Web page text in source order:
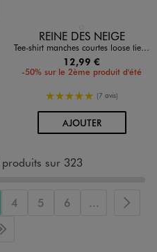
Disponible en 1 coloris
REINE DES NEIGE
Tee-shirt manches courtes loose tie-and-dye imprimé fille - La Reine des Neiges
12,99 €
-50% sur le 2ème produit d'été
5/5 de moyenne
(7 avis)
AJOUTERAU PANIER
sur 323
4 5 6 ...
Page
Dernière page